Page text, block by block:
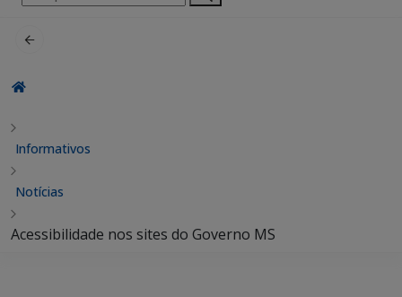
por:
Informativos
Notícias
Acessibilidade nos sites do Governo MS